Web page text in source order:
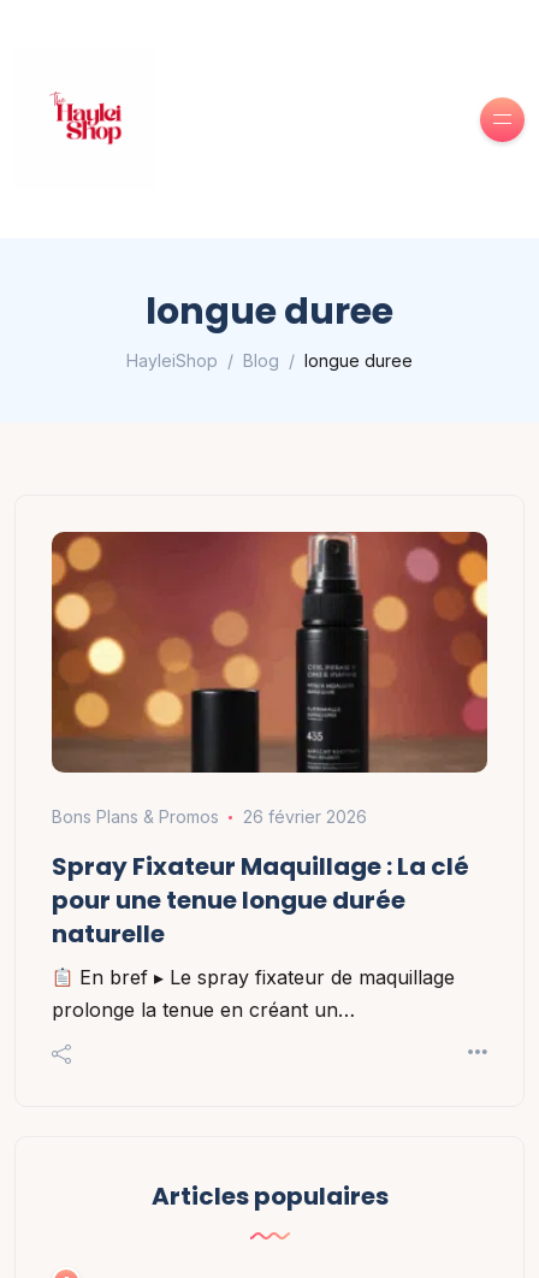
longue duree
HayleiShop Blog longue duree
Bons Plans & Promos 26 février 2026
Spray Fixateur Maquillage : La clé
pour une tenue longue durée
naturelle
En bref ▸ Le spray fixateur de maquillage
prolonge la tenue en créant un…
Articles populaires